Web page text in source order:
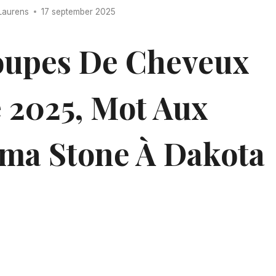
17 september 2025
De Cheveux
2025, Mot Aux
Stone À Dakota